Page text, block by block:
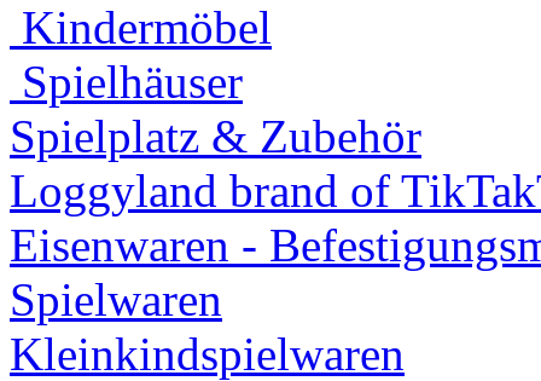
Kindermöbel
Spielhäuser
Spielplatz & Zubehör
Loggyland brand of
Eisenwaren -
Spielwaren
Kleinkindspielwaren